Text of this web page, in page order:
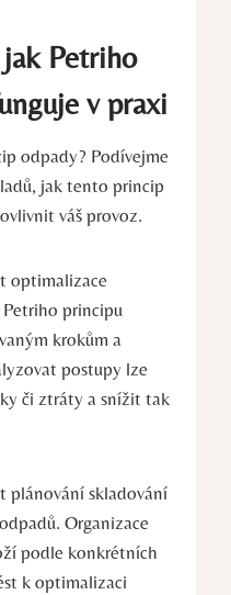
Petriho
v praxi
odpady? Podívejme
jak tento princip
váš provoz.
optimalizace
principu
krokům a
postupy lze​
či ztráty a snížit​ tak⁢
plánování skladování
Organizace
podle konkrétních
⁣k ⁤optimalizaci​